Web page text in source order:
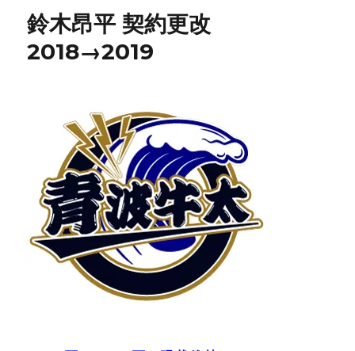
鈴木昂平 契約更改
2018→2019